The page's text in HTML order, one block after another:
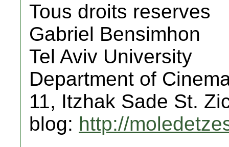
Tous droits reserves
Gabriel Bensimhon
Tel Aviv University
Department of
11, Itzhak Sade St.
blog: http://